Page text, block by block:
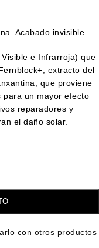
Acabado invisible.
e Infrarroja) que
extracto del
que proviene
para un mayor efecto
reparadores y
el daño solar.
con otros productos